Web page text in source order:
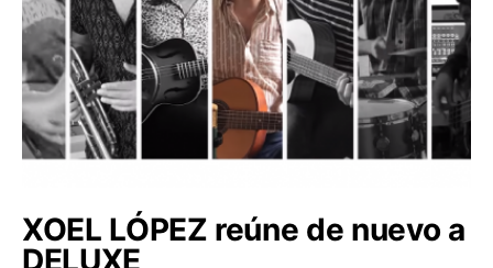
XOEL LÓPEZ reúne de nuevo a
DELUXE